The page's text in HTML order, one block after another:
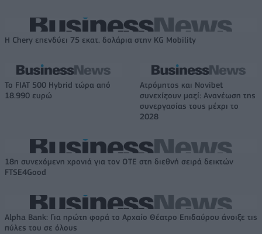
Η Chery επενδύει 75 εκατ. δολάρια στην KG Mobility
Το FIAT 500 Hybrid τώρα από
18.990 ευρώ
Ατρόμητος και Novibet
συνεχίζουν μαζί: Ανανέωση της
συνεργασίας τους μέχρι το
2028
18η συνεχόμενη χρονιά για τον ΟΤΕ στη διεθνή σειρά δεικτών
FTSE4Good
Alpha Bank: Για πρώτη φορά το Αρχαίο Θέατρο Επιδαύρου άνοιξε τις
πύλες του σε όλους